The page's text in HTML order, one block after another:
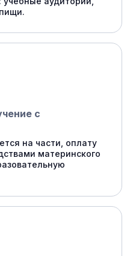
с
на части, оплату
материнского